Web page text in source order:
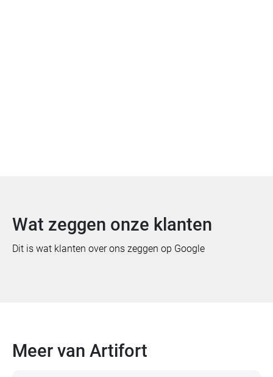
Wat zeggen onze klanten
Dit is wat klanten over ons zeggen op Google
Meer van Artifort